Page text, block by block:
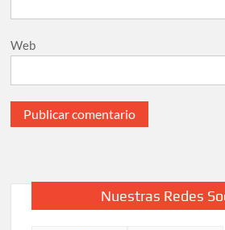
Web
Nuestras Redes